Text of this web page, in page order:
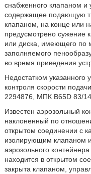
снабженного клапаном и
содержащее подающую
клапаном, на конце или
предусмотрено сужение
или диска, имеющего по
заполняемого
во время приведения
Недостатком указанного
контроля скорости
2294876, МПК B65D 83/
Известен аэрозольный
наклоненный по
открытом соединении с
изолирующим клапаном
аэрозольного
находится в открытом
закрыта клапаном,